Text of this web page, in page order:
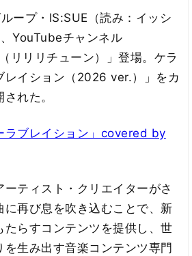
ープ・IS:SUE（読み：イッシ
YouTubeチャンネル
リリリチューン）」登場。ケラ
レイション（2026 ver.）」をカ
れた。
ラブレイション」covered by
ティスト・クリエイターがさ
に再び息を吹き込むことで、新
たらすコンテンツを提供し、世
生み出す音楽コンテンツ専門